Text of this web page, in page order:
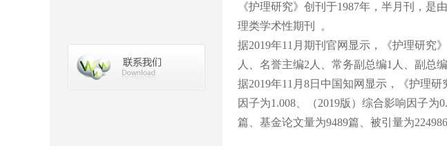
《护理研究》创刊于1987年，半月刊，
理类学术性期刊 。
据2019年11月期刊官网显示，《护理研究
人、名誉主编2人、常务副总编1人、副总
据2019年11月8日中国知网显示，《护理
因子为1.008、（2019版）综合影响因子
篇、基金论文量为9489篇、被引量为